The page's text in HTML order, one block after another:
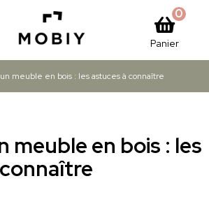
Panier
0
meuble en bois : les astuces à connaître
meuble en bois : les